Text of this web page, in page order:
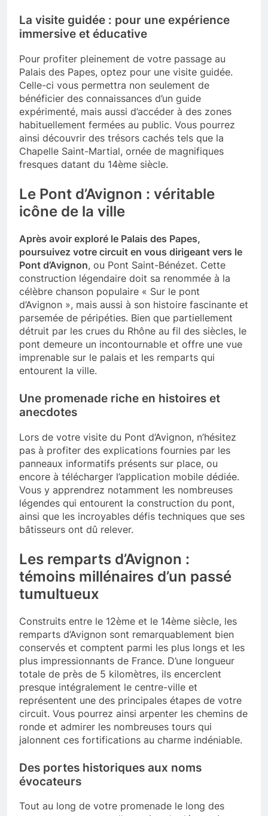
La visite guidée : pour une expérience
immersive et éducative
Pour profiter pleinement de votre passage au
Palais des Papes, optez pour une visite guidée.
Celle-ci vous permettra non seulement de
bénéficier des connaissances d’un guide
expérimenté, mais aussi d’accéder à des zones
habituellement fermées au public. Vous pourrez
ainsi découvrir des trésors cachés tels que la
Chapelle Saint-Martial, ornée de magnifiques
fresques datant du 14ème siècle.
Le Pont d’Avignon : véritable
icône de la ville
Après avoir exploré le Palais des Papes,
poursuivez votre circuit en vous dirigeant vers le
Pont d’Avignon, ou Pont Saint-Bénézet. Cette
construction légendaire doit sa renommée à la
célèbre chanson populaire « Sur le pont
d’Avignon », mais aussi à son histoire fascinante et
parsemée de péripéties. Bien que partiellement
détruit par les crues du Rhône au fil des siècles, le
pont demeure un incontournable et offre une vue
imprenable sur le palais et les remparts qui
entourent la ville.
Une promenade riche en histoires et
anecdotes
Lors de votre visite du Pont d’Avignon, n’hésitez
pas à profiter des explications fournies par les
panneaux informatifs présents sur place, ou
encore à télécharger l’application mobile dédiée.
Vous y apprendrez notamment les nombreuses
légendes qui entourent la construction du pont,
ainsi que les incroyables défis techniques que ses
bâtisseurs ont dû relever.
Les remparts d’Avignon :
témoins millénaires d’un passé
tumultueux
Construits entre le 12ème et le 14ème siècle, les
remparts d’Avignon sont remarquablement bien
conservés et comptent parmi les plus longs et les
plus impressionnants de France. D’une longueur
totale de près de 5 kilomètres, ils encerclent
presque intégralement le centre-ville et
représentent une des principales étapes de votre
circuit. Vous pourrez ainsi arpenter les chemins de
ronde et admirer les nombreuses tours qui
jalonnent ces fortifications au charme indéniable.
Des portes historiques aux noms
évocateurs
Tout au long de votre promenade le long des